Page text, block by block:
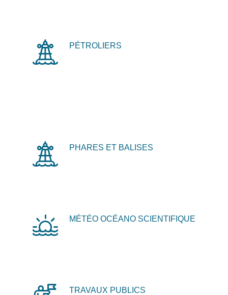
PÉTROLIERS
PHARES ET BALISES
MÉTÉO OCÉANO SCIENTIFIQUE
TRAVAUX PUBLICS